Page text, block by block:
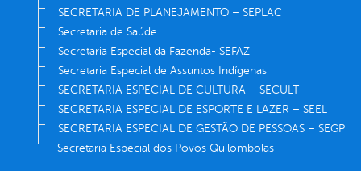
SECRETARIA DE PLANEJAMENTO – SEPLAC
Secretaria de Saúde
Secretaria Especial da Fazenda- SEFAZ
Secretaria Especial de Assuntos Indígenas
SECRETARIA ESPECIAL DE CULTURA – SECULT
SECRETARIA ESPECIAL DE ESPORTE E LAZER – SEEL
SECRETARIA ESPECIAL DE GESTÃO DE PESSOAS – SEGP
Secretaria Especial dos Povos Quilombolas